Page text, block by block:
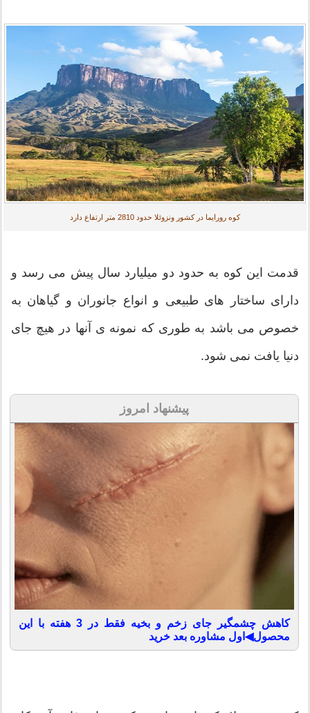
کوه رورایما در کشور ونزوئلا حدود 2810 متر ارتفاع دارد
قدمت این کوه به حدود دو میلیارد سال پیش می رسد و
دارای ساختار های طبیعی و انواع جانوران و گیاهان به
خصوص می باشد به طوری که نمونه ی آنها در هیچ جای
دنیا یافت نمی شود.
پیشنهاد امروز
کاهش چشمگیر جای زخم و بخیه فقط در 3 هفته با این
محصول◀اول مشاوره بعد خرید